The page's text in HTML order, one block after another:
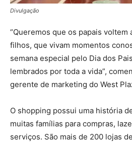
Divulgação
“Queremos que os papais voltem
filhos, que vivam momentos
semana especial pelo Dia dos
lembrados por toda a vida”,
gerente de marketing do West
O shopping possui uma história
muitas famílias para compras,
serviços. São mais de 200 lojas